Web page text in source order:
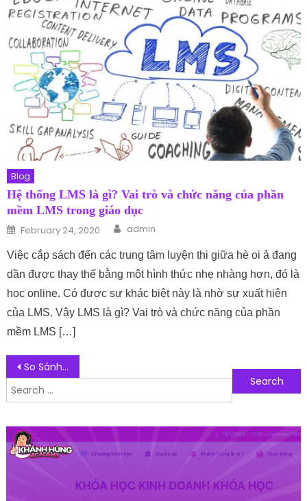
Blog
Hệ thống LMS là gì? Vai trò và chức năng của phần
mềm LMS trong giáo dục
Posted on
February 24, 2020 Author
admin
Việc cắp sách đến các trung tâm luyện thi giữa hè oi ả đang
dần được thay thế bằng một hình thức nhẹ nhàng hơn, đó là
học online. Có được sự khác biệt này là nhờ sự xuất hiện
của LMS. Vậy LMS là gì? Vai trò và chức năng của phần
mềm LMS […]
Post navigation
So Sánh Khóa Điện Tử Và Khóa Cơ: Nên Sử Dụng Loại Nào Tốt Nhất?
Search for:
Follow